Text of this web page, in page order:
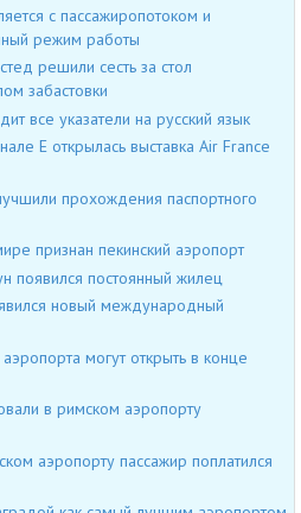
с пассажиропотоком и
режим работы
решили сесть за стол
забастовки
все указатели на русский язык
Е открылась выставка Air France
прохождения паспортного
признан пекинский аэропорт
появился постоянный жилец
новый международный
могут открыть в конце
в римском аэропорту
аэропорту пассажир поплатился